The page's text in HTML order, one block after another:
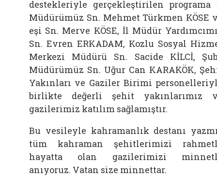
destekleriyle gerçekleştirilen programa
Müdürümüz Sn. Mehmet Türkmen KÖSE
eşi Sn. Merve KÖSE, İl Müdür
Sn. Evren ERKADAM, Kozlu Sosyal
Merkezi Müdürü Sn. Sacide KİLCİ,
Müdürümüz Sn. Uğur Can KARAKÖK,
Yakınları ve Gaziler Birimi
birlikte değerli şehit yakınlarımız
gazilerimiz katılım sağlamıştır.
Bu vesileyle kahramanlık destanı
tüm kahraman şehitlerimizi
hayatta olan gazilerimizi
anıyoruz. Vatan size minnettar.